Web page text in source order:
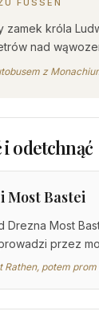
FÜSSEN
króla
nad
z
i odetchnąć
Most Bastei
Drezna Most
przez
Rathen, potem